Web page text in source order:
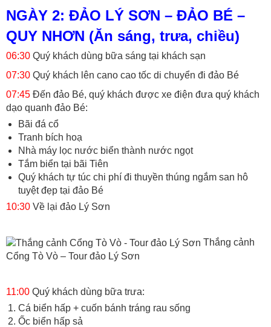
NGÀY 2: ĐẢO LÝ SƠN – ĐẢO BÉ –
QUY NHƠN (Ăn sáng, trưa, chiều)
06:30 Quý khách dùng bữa sáng tại khách sạn
07:30 Quý khách lên cano cao tốc di chuyển đi đảo Bé
07:45 Đến đảo Bé, quý khách được xe điện đưa quý khách
dạo quanh đảo Bé:
Bãi đá cổ
Tranh bích hoạ
Nhà máy lọc nước biển thành nước ngọt
Tắm biển tại bãi Tiên
Quý khách tự túc chi phí đi thuyền thúng ngắm san hô
tuyệt đẹp tại đảo Bé
10:30 Về lại đảo Lý Sơn
Thắng cảnh
Cổng Tò Vò – Tour đảo Lý Sơn
11:00 Quý khách dùng bữa trưa:
Cá biển hấp + cuốn bánh tráng rau sống
Ốc biển hấp sả